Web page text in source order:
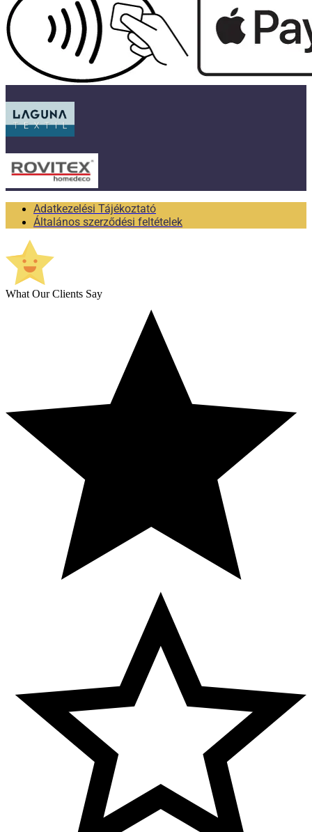
Adatkezelési Tájékoztató
Általános szerződési feltételek
What Our Clients Say